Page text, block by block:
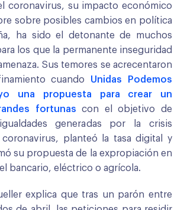
coronavirus, su impacto económico
sobre posibles cambios en política
ha sido el detonante de muchos
los que la permanente inseguridad
Sus temores se acrecentaron
cuando Unidas Podemos
una propuesta para crear un
fortunas con el objetivo de
generadas por la crisis
planteó la tasa digital y
su propuesta de la expropiación en
bancario, eléctrico o agrícola.
explica que tras un parón entre